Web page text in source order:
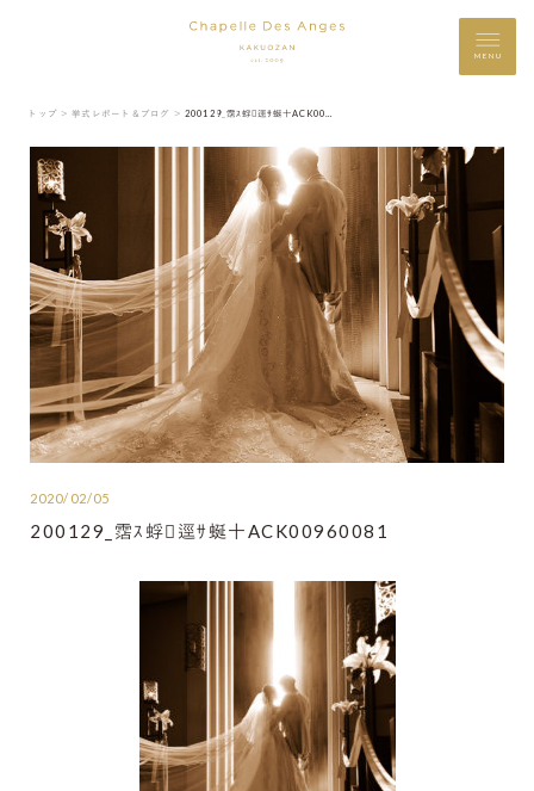
MENU
トップ ＞ 挙式レポート＆ブログ ＞
2020/02/05
200129_霑ｽ蜉逕ｻ蜒十ACK00960081